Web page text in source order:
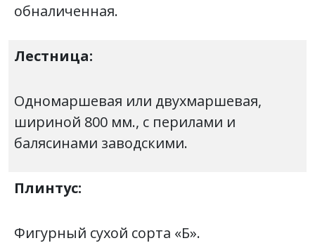
обналиченная.
Лестница:
Одномаршевая или двухмаршевая,
шириной 800 мм., с перилами и
балясинами заводскими.
Плинтус:
Фигурный сухой сорта «Б».